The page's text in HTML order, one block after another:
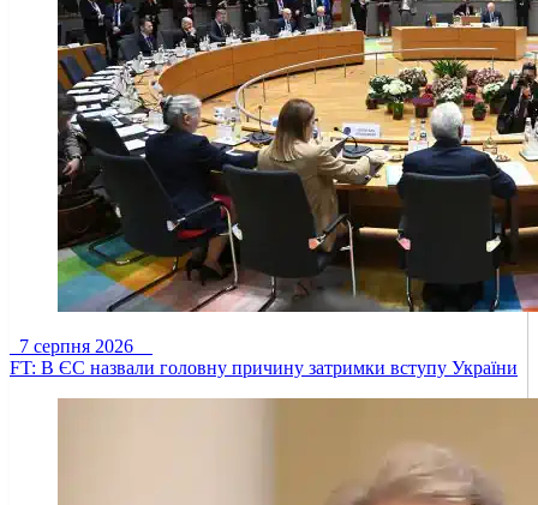
7 серпня 2026
FT: В ЄС назвали головну причину затримки вступу України